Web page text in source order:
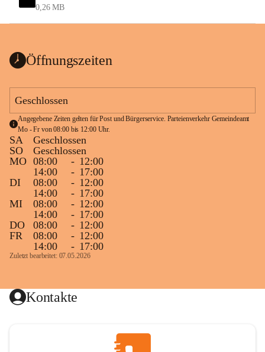
0,26 MB
Öffnungszeiten
Geschlossen
Angegebene Zeiten gelten für Post und Bürgerservice. Parteienverkehr Gemeindeamt
Mo - Fr von 08:00 bis 12:00 Uhr.
SA
Geschlossen
SO
Geschlossen
MO 08:00 - 12:00
14:00
- 17:00
DI
08:00 - 12:00
14:00
- 17:00
MI
08:00 - 12:00
14:00
- 17:00
DO
08:00 - 12:00
FR
08:00 - 12:00
14:00
- 17:00
Zuletzt bearbeitet: 07.05.2026
Kontakte